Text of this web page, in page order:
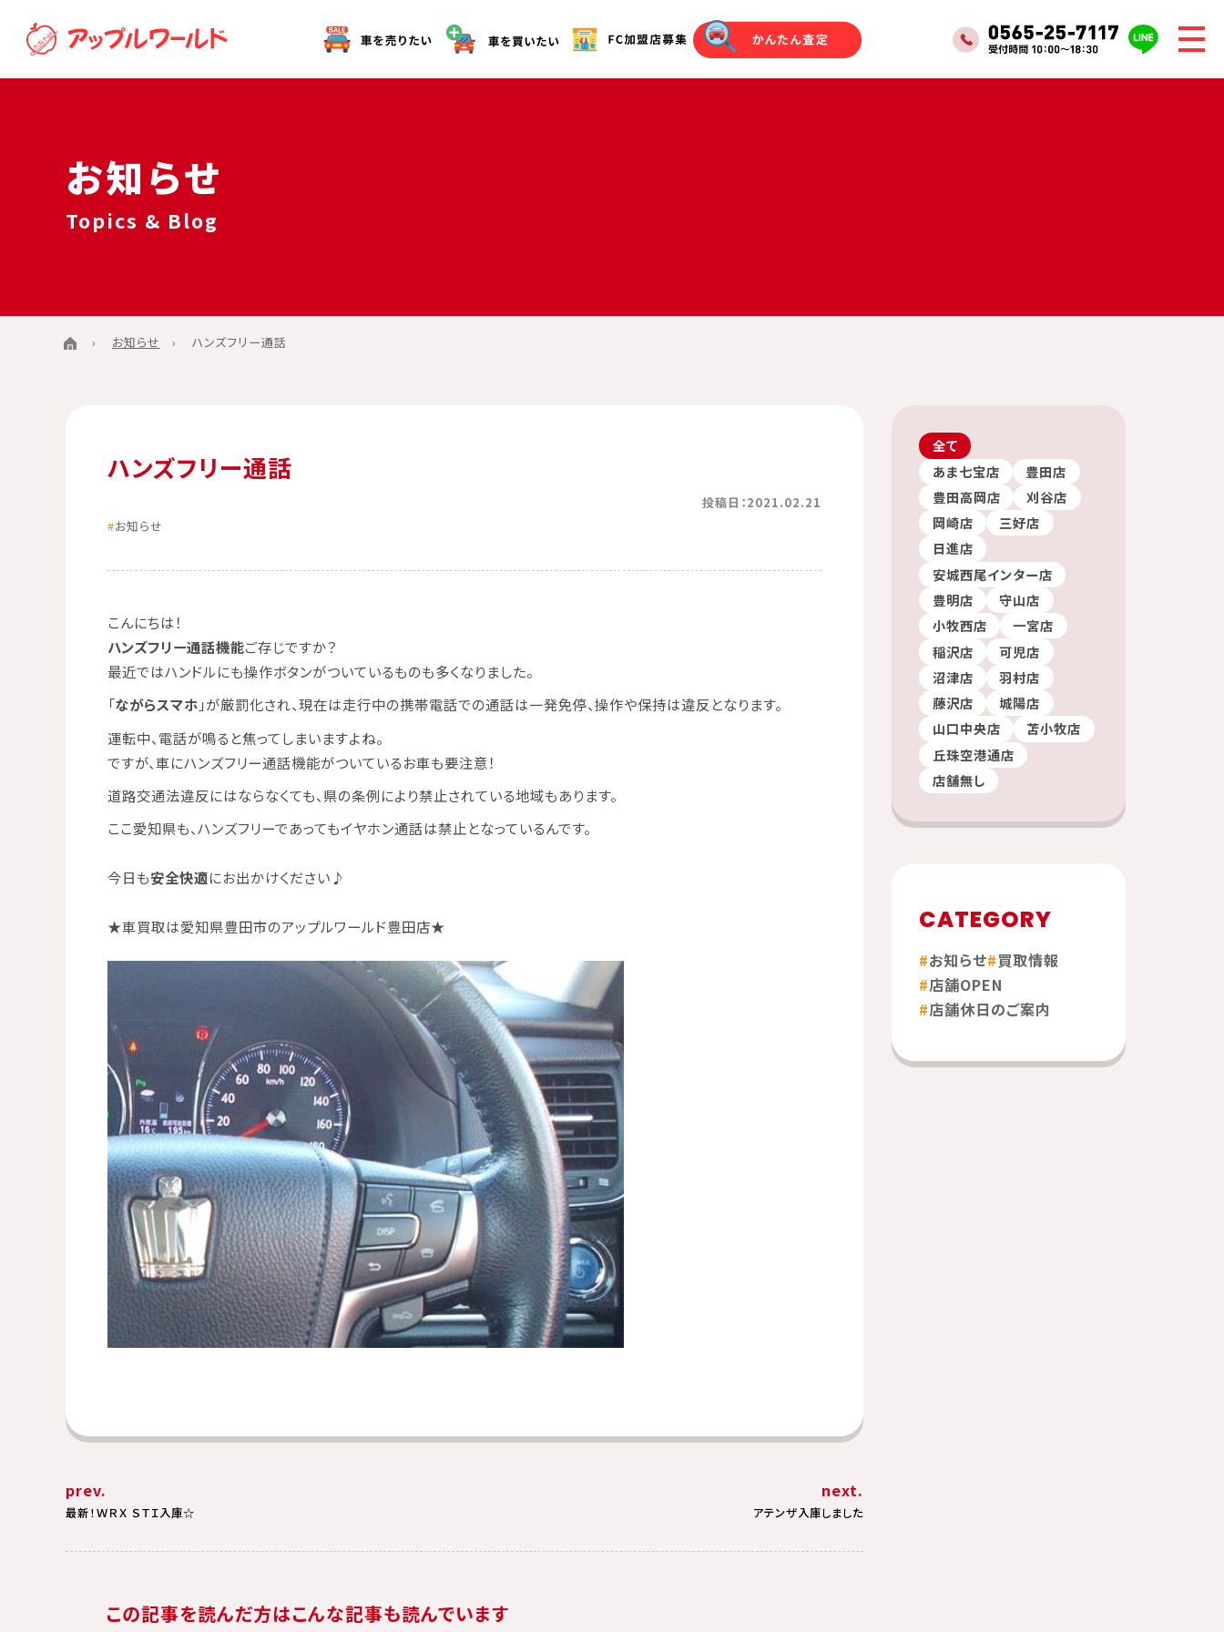
お知らせ
Topics & Blog
お知らせ ハンズフリー通話
ハンズフリー通話
投稿日：2021.02.21
お知らせ
こんにちは！
ハンズフリー通話機能ご存じですか？
最近ではハンドルにも操作ボタンがついているものも多くなりました。
「ながらスマホ 」が厳罰化され、現在は走行中の携帯電話での通話は一発免停、操作や保持は違反となります。
運転中、電話が鳴ると焦ってしまいますよね。
ですが、車にハンズフリー通話機能がついているお車も要注意！
道路交通法違反にはならなくても、県の条例により禁止されている地域もあります。
ここ愛知県も、ハンズフリーであってもイヤホン通話は禁止 となっているんです。
今日も安全快適にお出かけください♪
★車買取は愛知県豊田市のアップルワールド豊田店★
prev.
最新！ＷＲＸ ＳＴＩ入庫☆
next.
アテンザ入庫しました
この記事を読んだ方はこんな記事も読んでいます
全て
あま七宝店
豊田店
豊田高岡店
刈谷店
岡崎店
三好店
日進店
安城西尾インター店
豊明店
守山店
小牧西店
一宮店
稲沢店
可児店
沼津店
羽村店
藤沢店
城陽店
山口中央店
苫小牧店
丘珠空港通店
店舗無し
CATEGORY
お知らせ 買取情報
店舗OPEN
店舗休日のご案内